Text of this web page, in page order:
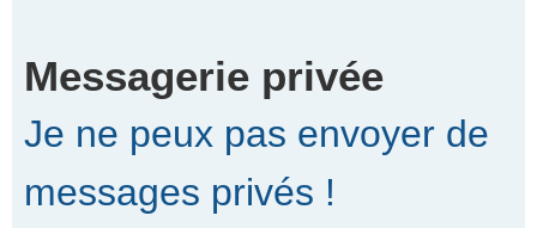
Messagerie privée
Je ne peux pas envoyer de
messages privés !